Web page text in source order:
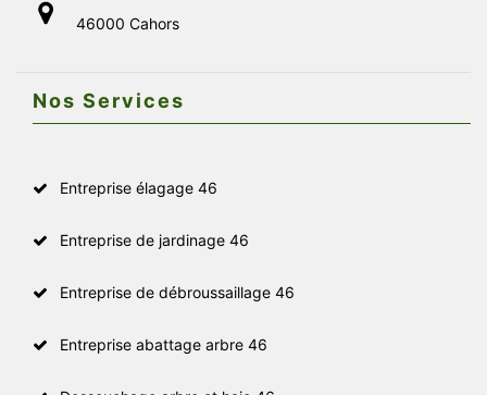
46000 Cahors
Nos Services
Entreprise élagage 46
Entreprise de jardinage 46
Entreprise de débroussaillage 46
Entreprise abattage arbre 46